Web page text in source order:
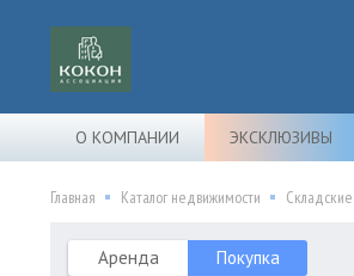
О КОМПАНИИ ЭКСКЛЮЗИВЫ
Главная Каталог недвижимости
Аренда Покупка